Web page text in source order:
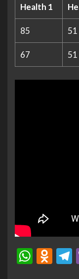
Health 1
85 51
67 51